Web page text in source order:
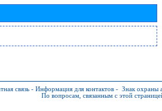
связь - Информация для контактов - Знак охраны
По вопросам, связанным с этой